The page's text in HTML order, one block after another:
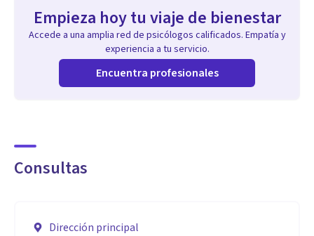
Empieza hoy tu viaje de bienestar
Accede a una amplia red de psicólogos calificados. Empatía y
experiencia a tu servicio.
Encuentra profesionales
Consultas
Dirección principal